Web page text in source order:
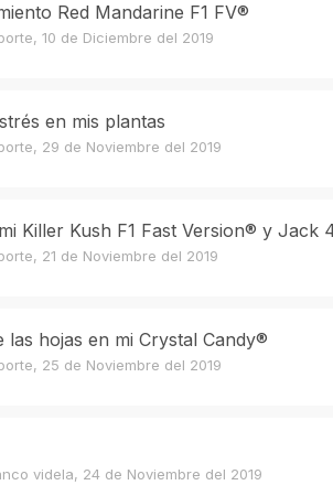
Red Mandarine F1 FV®
,10 de Diciembre del 2019
en mis plantas
, 29 de Noviembre del 2019
Killer Kush F1 Fast Version® y Jack
, 21 de Noviembre del 2019
las hojas en mi Crystal Candy®
, 25 de Noviembre del 2019
videla, 24 de Noviembre del 2019